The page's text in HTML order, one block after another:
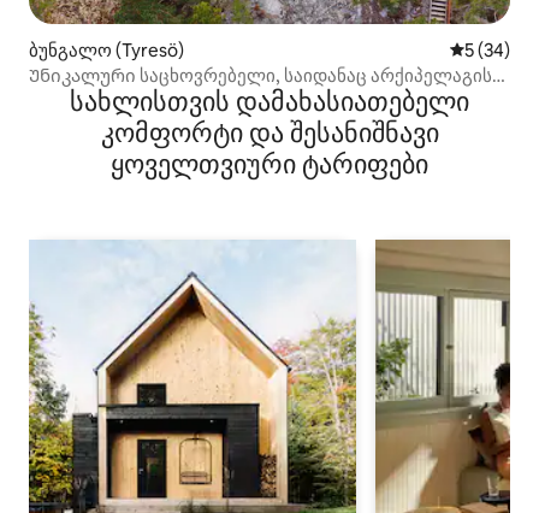
ბუნგალო (Tyresö) საშუალო
5 (34)
Უნიკალური საცხოვრებელი, საიდანაც არქიპელაგის
კილომეტრიანი ხედები იშლება
სახლისთვის დამახასიათებელი
კომფორტი და შესანიშნავი
ყოველთვიური ტარიფები